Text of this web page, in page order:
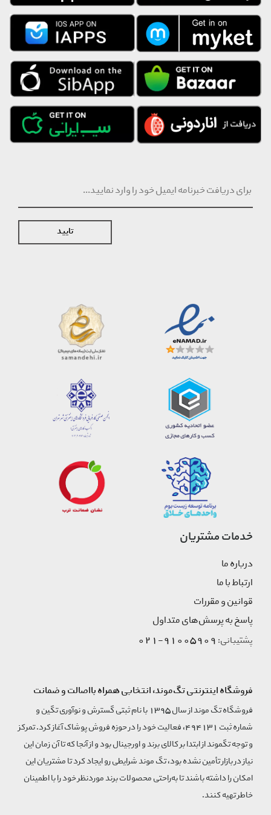
تایید
خدمات مشتریان
درباره ما
ارتباط با ما
قوانین و مقررات
پاسخ به پرسش‌های متداول
پشتیبانی: 91005909-021
فروشگاه اینترنتی تگ‌موند، انتخابی همراه بااصالت و ضمانت
فروشگاه تگ موند از سال 1395 با نام ثبتی گسترش و نوآوری تگین و
شماره ثبت 494131، فعالیت خود را در حوزه فروش پوشاک آغاز کرد. تمرکز
و توجه تگموند از ابتدا بر کالای برند و اورجینال بود و از آنجا که تا آن زمان این
نیاز در بازار تأمین نشده بود، تگ موند شرایطی رو ایجاد کرد تا مشتریان این
امکان را داشته باشند تا به‌راحتی محصولات برند مورد‌نظر خود را با اطمینان
خاطر تهیه کنند.